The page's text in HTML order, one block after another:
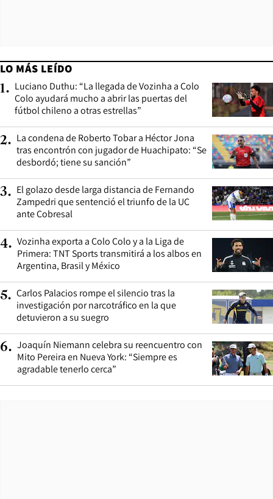
LO MÁS LEÍDO
1. Luciano Duthu: “La llegada de Vozinha a Colo
Colo ayudará mucho a abrir las puertas del
fútbol chileno a otras estrellas”
2. La condena de Roberto Tobar a Héctor Jona
tras encontrón con jugador de Huachipato: “Se
desbordó; tiene su sanción”
3. El golazo desde larga distancia de Fernando
Zampedri que sentenció el triunfo de la UC
ante Cobresal
4. Vozinha exporta a Colo Colo y a la Liga de
Primera: TNT Sports transmitirá a los albos en
Argentina, Brasil y México
5. Carlos Palacios rompe el silencio tras la
investigación por narcotráfico en la que
detuvieron a su suegro
6. Joaquín Niemann celebra su reencuentro con
Mito Pereira en Nueva York: “Siempre es
agradable tenerlo cerca”